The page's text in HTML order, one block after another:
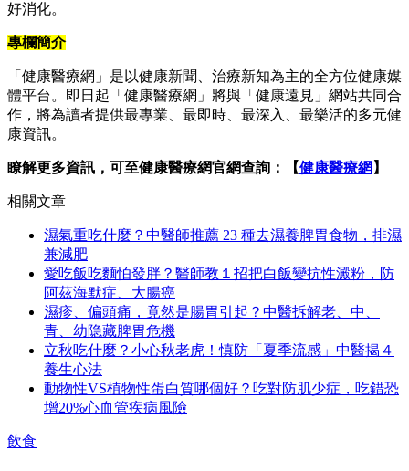
好消化。
專欄簡介
「健康醫療網」是以健康新聞、治療新知為主的全方位健康媒
體平台。即日起「健康醫療網」將與「健康遠見」網站共同合
作，將為讀者提供最專業、最即時、最深入、最樂活的多元健
康資訊。
瞭解更多資訊，可至健康醫療網官網查詢：【健康醫療網 】
相關文章
濕氣重吃什麼？中醫師推薦 23 種去濕養脾胃食物，排濕
兼減肥
愛吃飯吃麵怕發胖？醫師教１招把白飯變抗性澱粉，防
阿茲海默症、大腸癌
濕疹、偏頭痛，竟然是腸胃引起？中醫拆解老、中、
青、幼隐藏脾胃危機
立秋吃什麼？小心秋老虎！慎防「夏季流感」中醫揭４
養生心法
動物性VS植物性蛋白質哪個好？吃對防肌少症，吃錯恐
增20%心血管疾病風險
飲食